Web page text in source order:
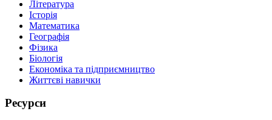
Література
Історія
Математика
Географія
Фізика
Біологія
Економіка та підприємництво
Життєві навички
Ресурси